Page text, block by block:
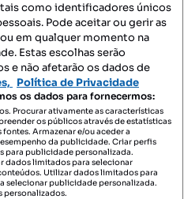
NOS:
NA:
como identificadores únicos
Pode aceitar ou gerir as
em qualquer momento na
Estas escolhas serão
e não afetarão os dados de
Política de Privacidade
os dados para fornecermos:
Procurar ativamente as características
os públicos através de estatísticas
Armazenar e/ou aceder a
da publicidade. Criar perfis
para publicidade personalizada.
dados limitados para selecionar
Utilizar dados limitados para
selecionar publicidade personalizada.
personalizados.